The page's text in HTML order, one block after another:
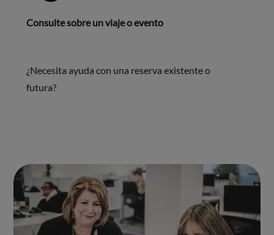
Consulte sobre un viaje o evento
¿Necesita ayuda con una reserva existente o
futura?